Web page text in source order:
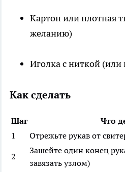
Картон или плотная
желанию)
Иголка с ниткой (или
Как сделать
Шаг
Что
1
Отрежьте рукав от
2
Зашейте один конец
завязать узлом)